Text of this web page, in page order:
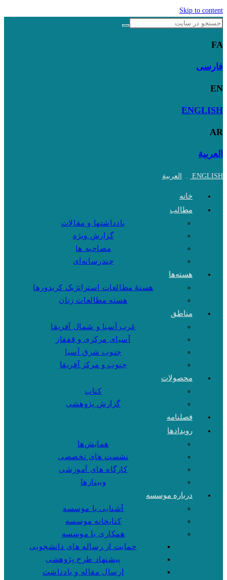
Skip to content
FA
فارسی
EN
ENGLISH
AR
العربية
ENGLISH
. العربية
خانه
مطالب
یادداشتها و مقالات
گزارش ویژه
مصاحبه ها
چندرسانه‌ای
هسته‌ها
هستهٔ مطالعات استراتژیک کریدورها
هسته مطالعات زنان
مناطق
غرب آسیا و شمال آفریقا
آسیای مرکزی و قفقاز
جنوب شرق آسیا
جنوب و مرکز آفریقا
محصولات
کتاب
گزارش پژوهشی
فصلنامه
رویدادها
همایش‌ها
نشست های تخصصی
کارگاه های آموزشی
وبینارها
درباره موسسه
آشنایی با موسسه
کتابخانه موسسه
همکاری با موسسه
حمایت از رساله های دانشجویی
پیشنهاد طرح پژوهشی
ارسال مقاله و یادداشت